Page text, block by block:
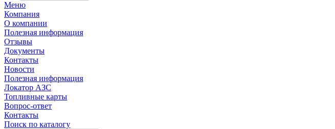
Меню
Компания
О компании
Полезная информация
Отзывы
Документы
Контакты
Новости
Полезная информация
Локатор АЗС
Топливные карты
Вопрос-ответ
Контакты
Поиск по каталогу